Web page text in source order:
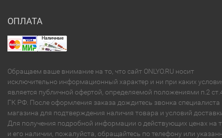
ОПЛАТА
Обращаем ваше внимание на то, что сайт ONLYO.RU носит
исключительно информационный характер и ни при каких
является публичной офертой, определяемой положениями п.2
ГК РФ. После оформления заказа дождитесь звонка специалиста
магазина для подтверждения наличия товара и условий
Для получения подробной информации о действующих ценах на
и его наличии, пожалуйста, обращайтесь по телефону или